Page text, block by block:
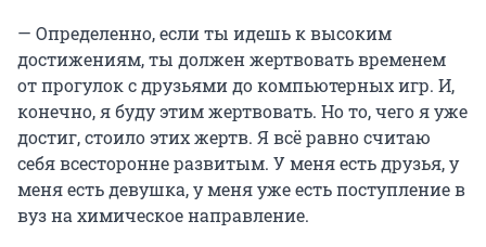
— Определенно, если ты идешь к высоким
достижениям, ты должен жертвовать временем
от прогулок с друзьями до компьютерных игр. И,
конечно, я буду этим жертвовать. Но то, чего я уже
достиг, стоило этих жертв. Я всё равно считаю
себя всесторонне развитым. У меня есть друзья, у
меня есть девушка, у меня уже есть поступление в
вуз на химическое направление.